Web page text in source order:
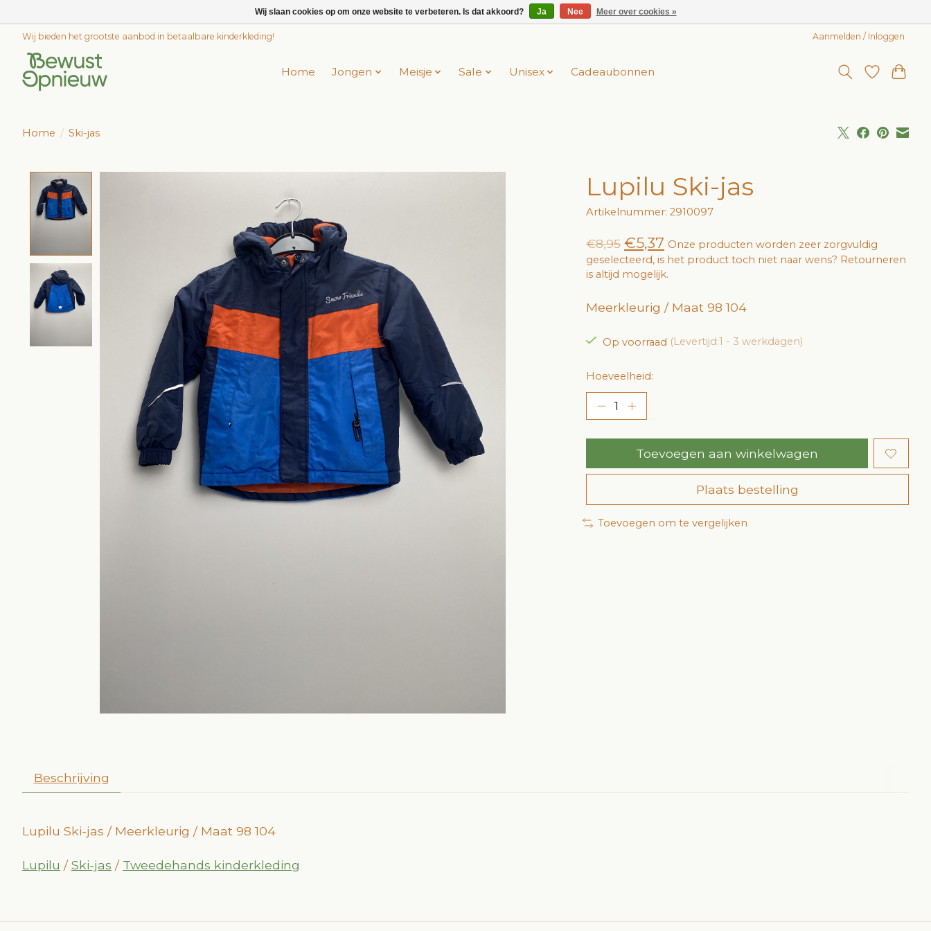
Wij bieden het grootste aanbod in betaalbare kinderkleding! Aanmelden / Inloggen
Home Jongen Meisje Sale Unisex Cadeaubonnen
Home / Ski-jas
Lupilu Ski-jas
Artikelnummer: 2910097
€8,95 €5,37 Onze producten worden zeer zorgvuldig
geselecteerd, is het product toch niet naar wens? Retourneren
is altijd mogelijk.
Meerkleurig / Maat 98 104
Op voorraad (Levertijd:1 - 3 werkdagen)
Hoeveelheid:
Toevoegen aan winkelwagen
Plaats bestelling
Toevoegen om te vergelijken
Beschrijving
Lupilu Ski-jas / Meerkleurig / Maat 98 104
Lupilu /Ski-jas / Tweedehands kinderkleding
Wij slaan cookies op om onze website te verbeteren. Is dat akkoord? Ja Nee Meer over cookies »